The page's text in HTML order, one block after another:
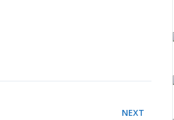
NEXT